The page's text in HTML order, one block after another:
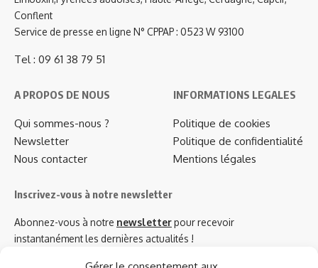
Conflent
Service de presse en ligne N° CPPAP : 0523 W 93100
Tel : 09 61 38 79 51
A PROPOS DE NOUS
Qui sommes-nous ?
Newsletter
Nous contacter
INFORMATIONS LEGALES
Politique de cookies
Politique de confidentialité
Mentions légales
Inscrivez-vous à notre newsletter
Abonnez-vous à notre newsletterpour recevoir
instantanément les dernières actualités !